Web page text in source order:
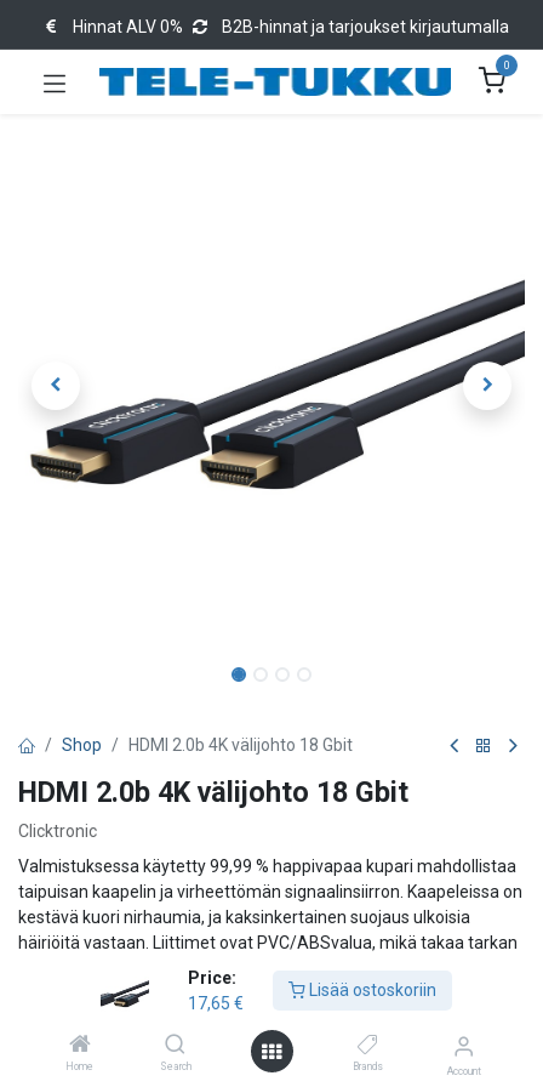
Price:
17,65 €
Lisää ostoskoriin
Home Search Brands Account
Hinnat ALV 0% B2B-hinnat ja tarjoukset kirjautumalla
0
Shop HDMI 2.0b 4K välijohto 18 Gbit
HDMI 2.0b 4K välijohto 18 Gbit
Clicktronic
Valmistuksessa käytetty 99,99 % happivapaa kupari mahdollistaa
taipuisan kaapelin ja virheettömän signaalinsiirron. Kaapeleissa on
kestävä kuori nirhaumia, ja kaksinkertainen suojaus ulkoisia
häiriöitä vastaan. Liittimet ovat PVC/ABSvalua, mikä takaa tarkan
sovituksen ja hyvän otteen. 24:n karaatin kultapinnoitus parantaa
kontaktia ja pudottaa vastuksen minimiin. - Johtimet puhtaasta
kultapinnoitetut kontaktit pienentävät vastusta